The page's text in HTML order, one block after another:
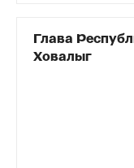
Глава
Ховалыг